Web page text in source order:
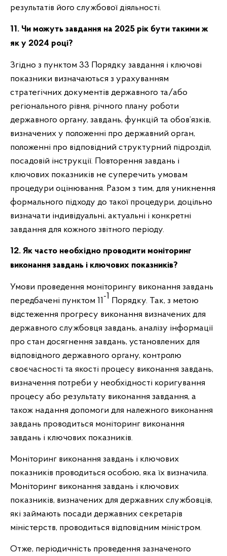
результатів його службової діяльності.
11. Чи можуть завдання на 2025 рік бути такими ж
як у 2024 році?
Згідно з пунктом 33 Порядку завдання і ключові
показники визначаються з урахуванням
стратегічних документів державного та/або
регіонального рівня, річного плану роботи
державного органу, завдань, функцій та обов’язків,
визначених у положенні про державний орган,
положенні про відповідний структурний підрозділ,
посадовій інструкції. Повторення завдань і
ключових показників не суперечить умовам
процедури оцінювання. Разом з тим, для уникнення
формального підходу до такої процедури, доцільно
визначати індивідуальні, актуальні і конкретні
завдання для кожного звітного періоду.
12. Як часто необхідно проводити моніторинг
виконання завдань і ключових показників?
Умови проведення моніторингу виконання завдань
передбачені пунктом 11-1 Порядку. Так, з метою
відстеження прогресу виконання визначених для
державного службовця завдань, аналізу інформації
про стан досягнення завдань, установлених для
відповідного державного органу, контролю
своєчасності та якості процесу виконання завдань,
визначення потреби у необхідності коригування
процесу або результату виконання завдання, а
також надання допомоги для належного виконання
завдань проводиться моніторинг виконання
завдань і ключових показників.
Моніторинг виконання завдань і ключових
показників проводиться особою, яка їх визначила.
Моніторинг виконання завдань і ключових
показників, визначених для державних службовців,
які займають посади державних секретарів
міністерств, проводиться відповідним міністром.
Отже, періодичність проведення зазначеного